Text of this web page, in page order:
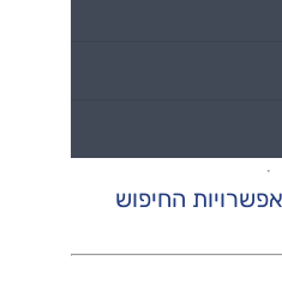
החיפוש